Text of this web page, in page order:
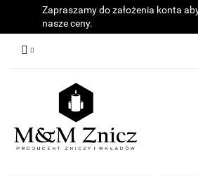
Zapraszamy do założenia konta
nasze ceny.